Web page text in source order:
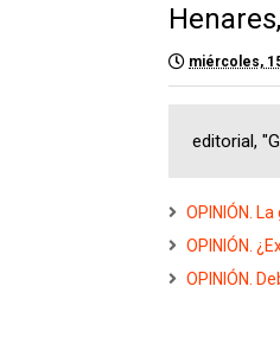
miércoles,
editorial,
OPINIÓN.
OPINIÓN.
OPINIÓN.